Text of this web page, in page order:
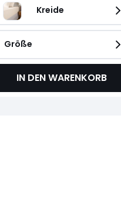
Kreide
Größe
IN DEN WARENKORB